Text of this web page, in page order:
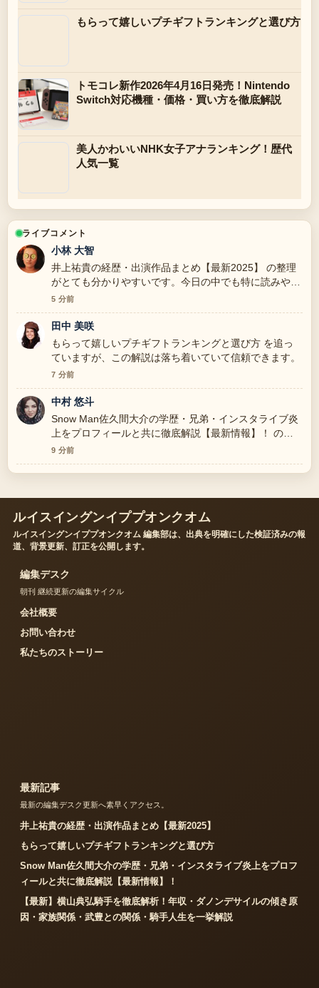
もらって嬉しいプチギフトランキングと選び方
トモコレ新作2026年4月16日発売！Nintendo
Switch対応機種・価格・買い方を徹底解説
美人かわいいNHK女子アナランキング！歴代
人気一覧
ライブコメント
小林 大智
井上祐貴の経歴・出演作品まとめ【最新2025】 の整理
がとても分かりやすいです。今日の中でも特に読みやす
いです。
5 分前
田中 美咲
もらって嬉しいプチギフトランキングと選び方 を追っ
ていますが、この解説は落ち着いていて信頼できます。
7 分前
中村 悠斗
Snow Man佐久間大介の学歴・兄弟・インスタライブ炎
上をプロフィールと共に徹底解説【最新情報】！ の背
景説明が助かります。ライブ更新を続けてください。
9 分前
ルイスイングンイププオンクオム
ルイスイングンイププオンクオム 編集部は、出典を明確にした検証済みの報
道、背景更新、訂正を公開します。
編集デスク
朝刊 継続更新の編集サイクル
会社概要
お問い合わせ
私たちのストーリー
最新記事
最新の編集デスク更新へ素早くアクセス。
井上祐貴の経歴・出演作品まとめ【最新2025】
もらって嬉しいプチギフトランキングと選び方
Snow Man佐久間大介の学歴・兄弟・インスタライブ炎上をプロフ
ィールと共に徹底解説【最新情報】！
【最新】横山典弘騎手を徹底解析！年収・ダノンデサイルの傾き原
因・家族関係・武豊との関係・騎手人生を一挙解説